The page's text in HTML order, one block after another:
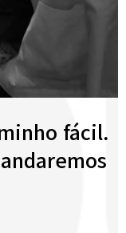
fácil.